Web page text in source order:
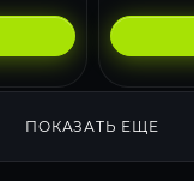
ПОКАЗАТЬ ЕЩЕ